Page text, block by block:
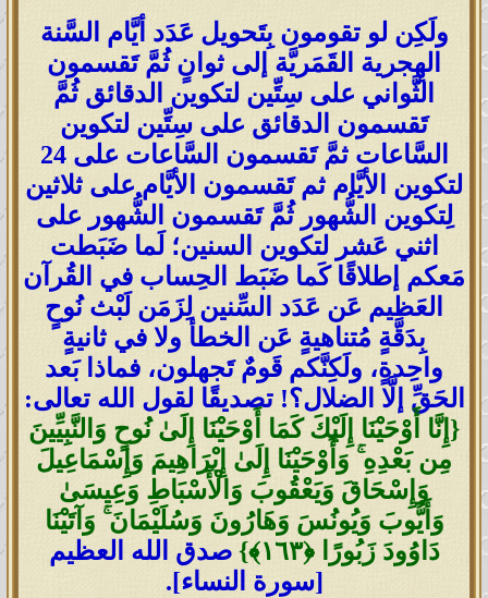
ولَكِن لو تقومون بِتَحويل عَدَد أيَّام السَّنة
الهِجرية القَمَريَّة إلى ثوانٍ ثُمَّ تَقسمون
الثَّواني على سِتِّين لتكوين الدقائق ثُمَّ
تَقسمون الدقائق على سِتِّين لتكوين
السَّاعات ثمَّ تَقسمون السَّاعات على 24
لتكوين الأيَّام ثم تَقسمون الأيَّام على ثلاثين
لِتكوين الشُّهور ثُمَّ تَقسمون الشُّهور على
اثني عَشر لتكوين السنين؛ لَما ضَبَطت
مَعكم إطلاقًا كَما ضَبَط الحِساب في القُرآن
العَظيم عَن عَدَد السِّنين لِزَمَن لَبْث نُوحٍ
بِدَقَّةٍ مُتناهيةٍ عَن الخطأ ولا في ثانيةٍ
واحِدةٍ، ولَكِنَّكم قَومٌ تَجهلون، فماذا بَعد
الحَقِّ إلَّا الضلال؟! تصديقًا لقول الله تعالى:
{إِنَّا أَوْحَيْنَا إِلَيْكَ كَمَا أَوْحَيْنَا إِلَىٰ نُوحٍ وَالنَّبِيِّينَ
مِن بَعْدِهِ ۚ وَأَوْحَيْنَا إِلَىٰ إِبْرَاهِيمَ وَإِسْمَاعِيلَ
وَإِسْحَاقَ وَيَعْقُوبَ وَالْأَسْبَاطِ وَعِيسَىٰ
وَأَيُّوبَ وَيُونُسَ وَهَارُونَ وَسُلَيْمَانَ ۚ وَآتَيْنَا
دَاوُودَ زَبُورًا ‎﴿١٦٣﴾‏}
صدق الله العظيم
[سورة النساء].